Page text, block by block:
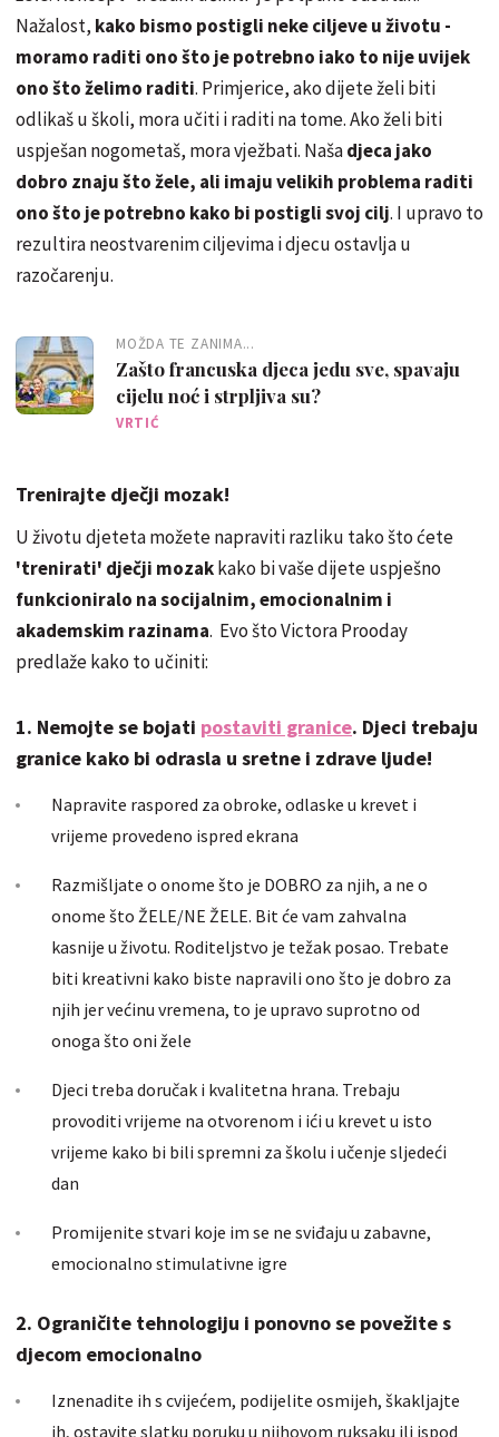
Nažalost, kako bismo postigli neke ciljeve u životu -
moramo raditi ono što je potrebno iako to nije uvijek
ono što želimo raditi. Primjerice, ako dijete želi biti
odlikaš u školi, mora učiti i raditi na tome. Ako želi biti
uspješan nogometaš, mora vježbati. Našadjeca jako
dobro znaju što žele, ali imaju velikih problema raditi
ono što je potrebno kako bi postigli svoj cilj. I upravo to
rezultira neostvarenim ciljevima i djecu ostavlja u
razočarenju.
MOŽDA TE ZANIMA...
Zašto francuska djeca jedu sve, spavaju
cijelu noć i strpljiva su?
VRTIĆ
Trenirajte dječji mozak!
U životu djeteta možete napraviti razliku tako što ćete
'trenirati' dječji mozakkako bi vaše dijete uspješno
funkcioniralo na socijalnim, emocionalnim i
akademskim razinama. Evo što Victora Prooday
predlaže kako to učiniti:
1. Nemojte se bojati postaviti granice. Djeci trebaju
granice kako bi odrasla u sretne i zdrave ljude!
Napravite raspored za obroke, odlaske u krevet i
vrijeme provedeno ispred ekrana
Razmišljate o onome što je DOBRO za njih, a ne o
onome što ŽELE/NE ŽELE. Bit će vam zahvalna
kasnije u životu. Roditeljstvo je težak posao. Trebate
biti kreativni kako biste napravili ono što je dobro za
njih jer većinu vremena, to je upravo suprotno od
onoga što oni žele
Djeci treba doručak i kvalitetna hrana. Trebaju
provoditi vrijeme na otvorenom i ići u krevet u isto
vrijeme kako bi bili spremni za školu i učenje sljedeći
dan
Promijenite stvari koje im se ne sviđaju u zabavne,
emocionalno stimulativne igre
2. Ograničite tehnologiju i ponovno se povežite s
djecom emocionalno
Iznenadite ih s cvijećem, podijelite osmijeh, škakljajte
ih, ostavite slatku poruku u njihovom ruksaku ili ispod